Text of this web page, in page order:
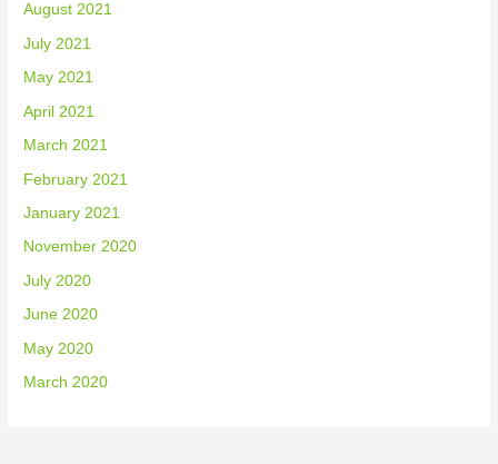
August 2021
July 2021
May 2021
April 2021
March 2021
February 2021
January 2021
November 2020
July 2020
June 2020
May 2020
March 2020